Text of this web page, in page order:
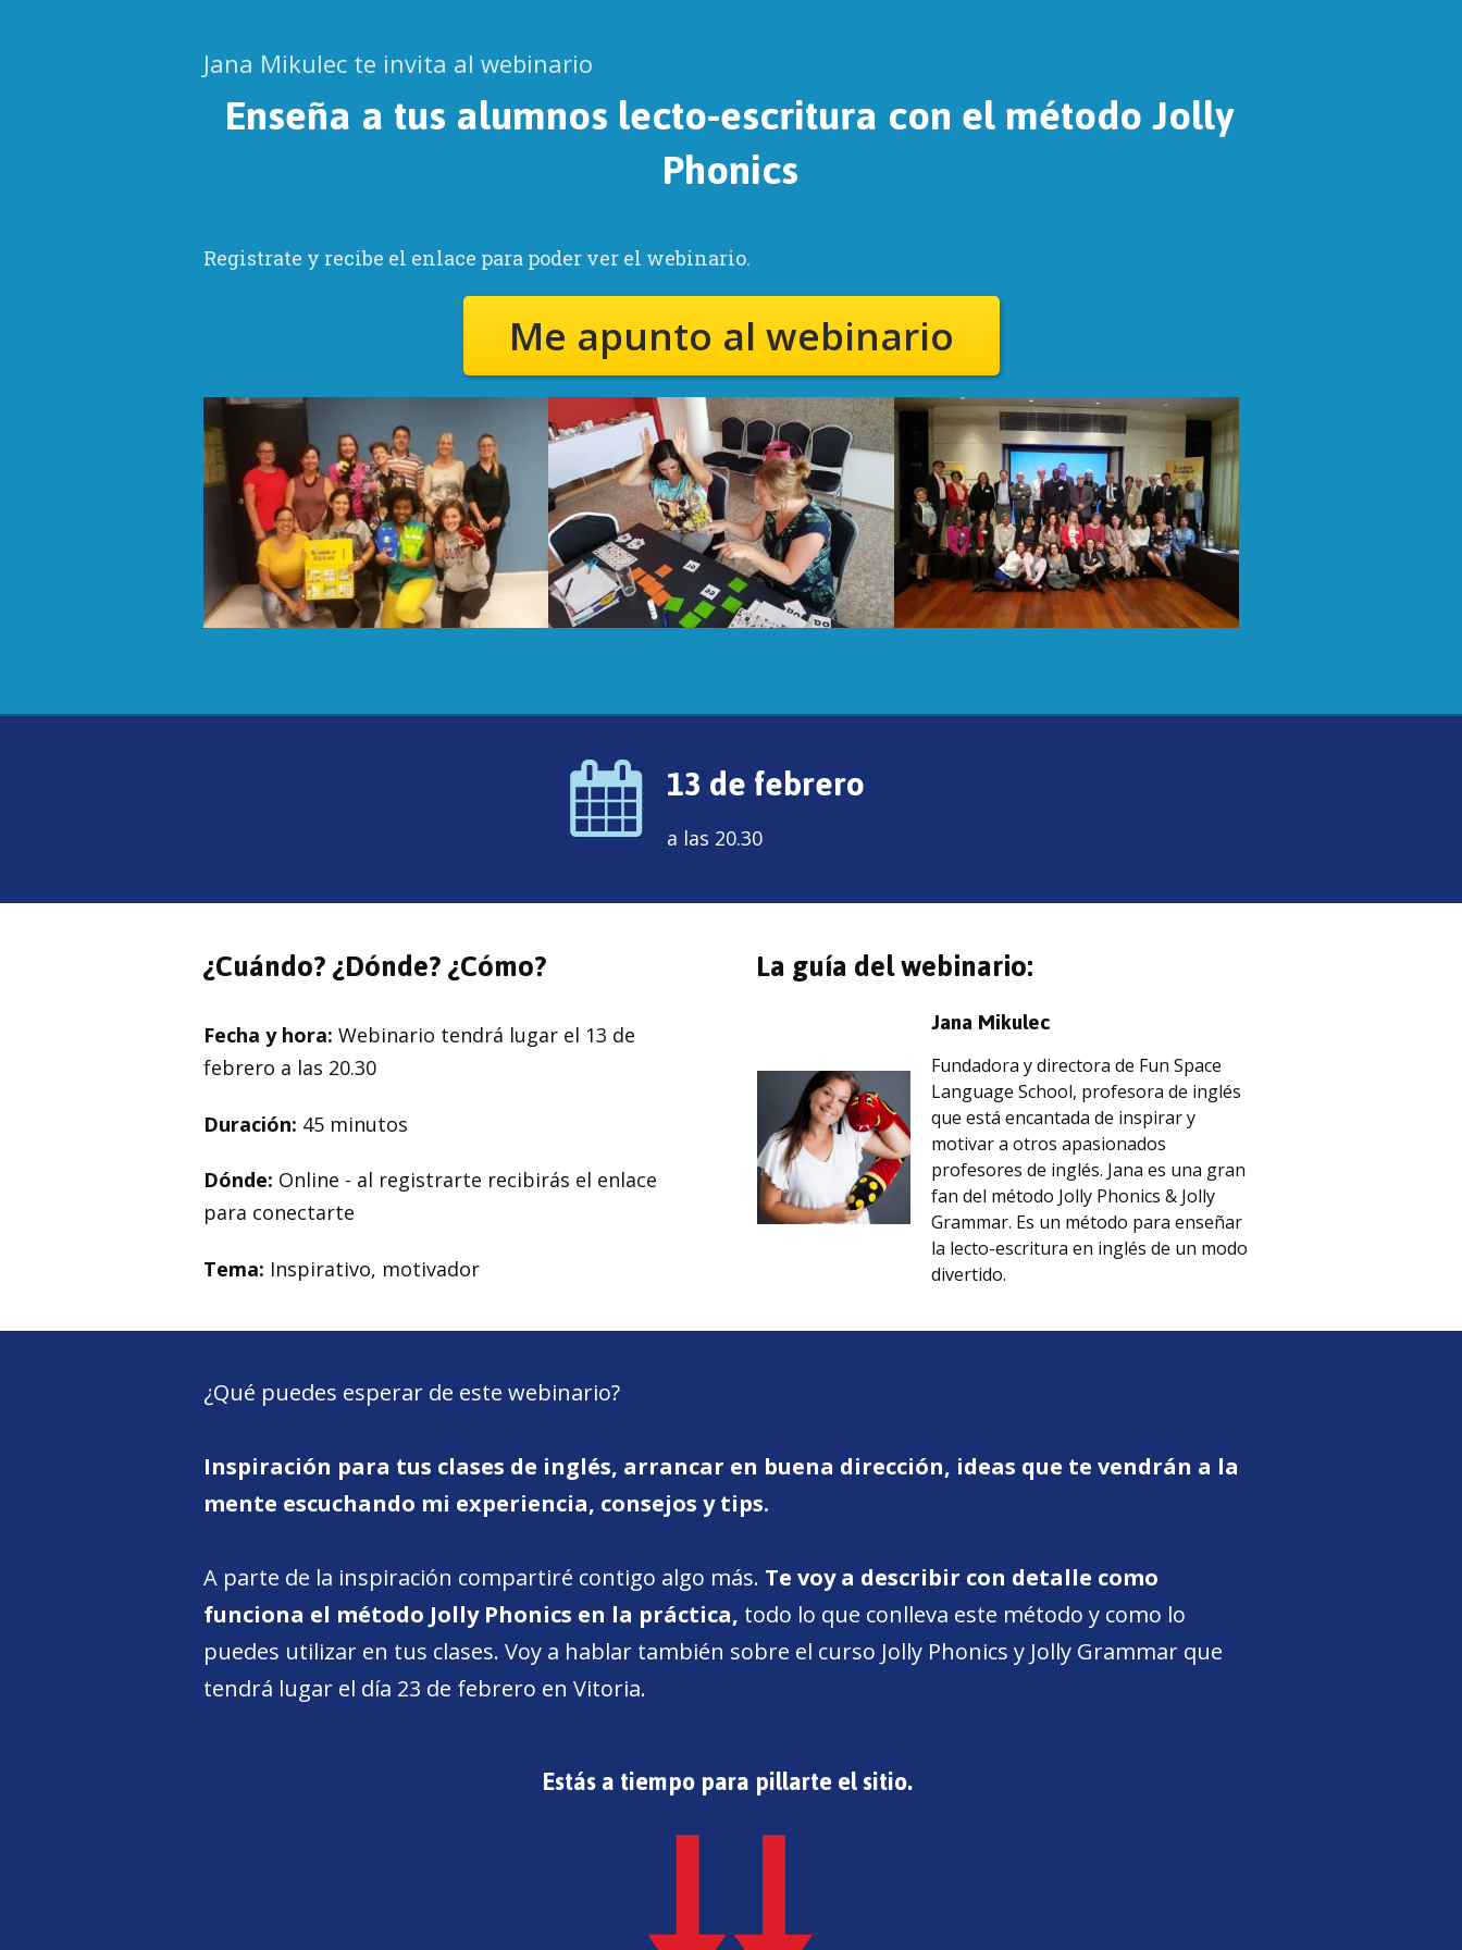
Jana Mikulec te invita al webinario
Enseña a tus alumnos lecto-escritura con el método Jolly
Phonics
Registrate y recibe el enlace para poder ver el webinario.
Me apunto al webinario
13 de febrero
a las 20.30
¿Cuándo? ¿Dónde? ¿Cómo?
Fecha y hora: Webinario tendrá lugar el 13 de
febrero a las 20.30
Duración: 45 minutos
Dónde: Online - al registrarte recibirás el enlace
para conectarte
Tema: Inspirativo, motivador
La guía del webinario:
Jana Mikulec
Fundadora y directora de Fun Space
Language School, profesora de inglés
que está encantada de inspirar y
motivar a otros apasionados
profesores de inglés. Jana es una gran
fan del método Jolly Phonics & Jolly
Grammar. Es un método para enseñar
la lecto-escritura en inglés de un modo
divertido.
¿Qué puedes esperar de este webinario?
Inspiración para tus clases de inglés, arrancar en buena dirección, ideas que te vendrán a la
mente escuchando mi experiencia, consejos y tips.
A parte de la inspiración compartiré contigo algo más. Te voy a describir con detalle como
funciona el método Jolly Phonics en la práctica, todo lo que conlleva este método y como lo
puedes utilizar en tus clases. Voy a hablar también sobre el curso Jolly Phonics y Jolly Grammar que
tendrá lugar el día 23 de febrero en Vitoria.
Estás a tiempo para pillarte el sitio.